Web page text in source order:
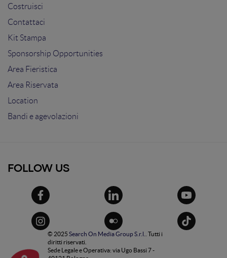
Costruisci
Contattaci
Kit Stampa
Sponsorship Opportunities
Area Fieristica
Area Riservata
Location
Bandi e agevolazioni
FOLLOW US
© 2025 Search On Media Group S.r.l.
. Tutti i
diritti riservati.
Sede Legale e Operativa: via Ugo Bassi 7 -